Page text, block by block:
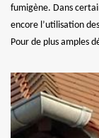
fumigène. Dans
encore l’utilisation
Pour de plus amples